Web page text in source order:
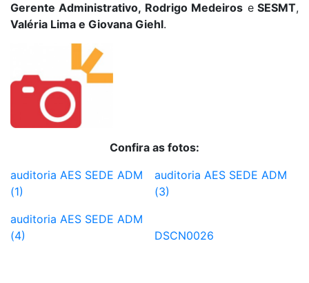
Gerente Administrativo, Rodrigo Medeiros eSESMT,
Valéria Lima e Giovana Giehl.
Confira as fotos:
auditoria AES SEDE ADM
(1)
auditoria AES SEDE ADM
(3)
auditoria AES SEDE ADM
(4)
DSCN0026